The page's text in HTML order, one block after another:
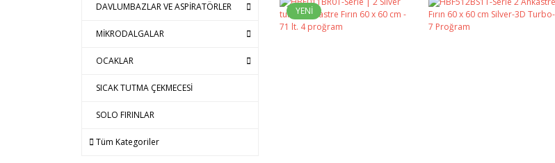
DAVLUMBAZLAR VE ASPİRATÖRLER
MİKRODALGALAR
OCAKLAR
SICAK TUTMA ÇEKMECESİ
SOLO FIRINLAR
Tüm Kategoriler
YENİ